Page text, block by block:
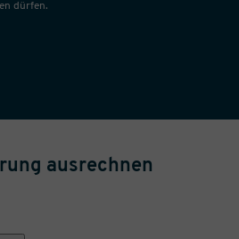
dürfen.
ausrechnen